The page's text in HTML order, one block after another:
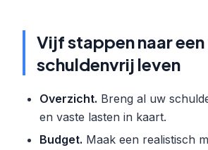
Vijf stappen naar een
schuldenvrij leven
Overzicht. Breng al uw
en vaste lasten in kaart.
Budget. Maak een realistisch